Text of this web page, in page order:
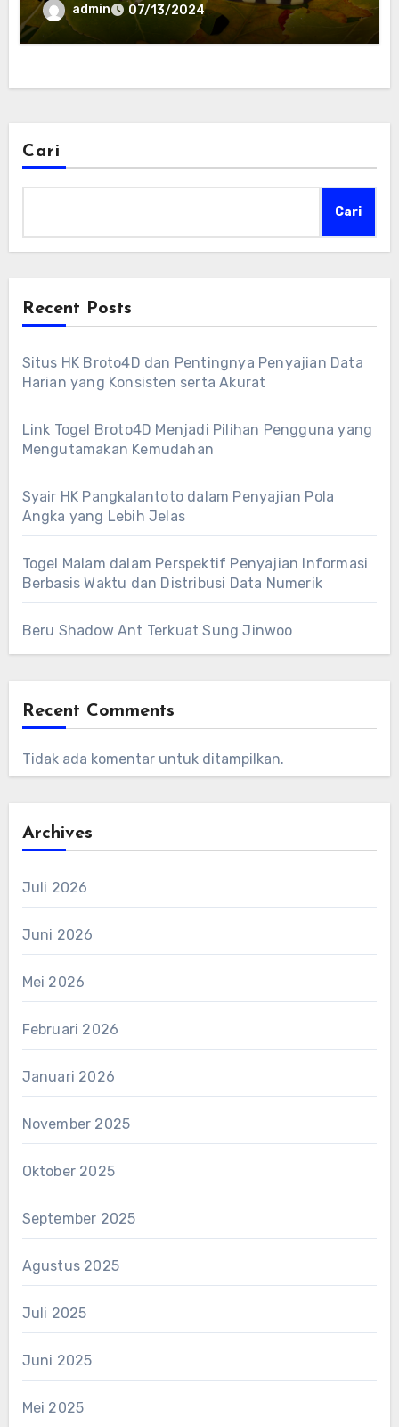
admin 07/13/2024
Cari
Cari
Recent Posts
Situs HK Broto4D dan Pentingnya Penyajian Data
Harian yang Konsisten serta Akurat
Link Togel Broto4D Menjadi Pilihan Pengguna yang
Mengutamakan Kemudahan
Syair HK Pangkalantoto dalam Penyajian Pola
Angka yang Lebih Jelas
Togel Malam dalam Perspektif Penyajian Informasi
Berbasis Waktu dan Distribusi Data Numerik
Beru Shadow Ant Terkuat Sung Jinwoo
Recent Comments
Tidak ada komentar untuk ditampilkan.
Archives
Juli 2026
Juni 2026
Mei 2026
Februari 2026
Januari 2026
November 2025
Oktober 2025
September 2025
Agustus 2025
Juli 2025
Juni 2025
Mei 2025